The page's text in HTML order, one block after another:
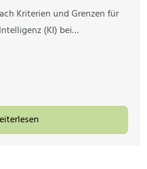
Kriterien und Grenzen für
(KI) bei…